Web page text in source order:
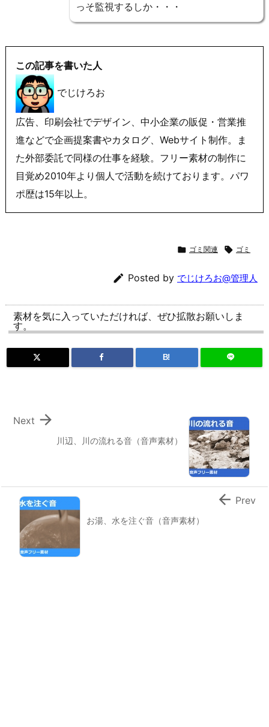
っそ監視するしか・・・
この記事を書いた人
でじけろお
広告、印刷会社でデザイン、中小企業の販促・営業推
進などで企画提案書やカタログ、Webサイト制作。ま
た外部委託で同様の仕事を経験。フリー素材の制作に
目覚め2010年より個人で活動を続けております。パワ
ポ歴は15年以上。
 ゴミ関連  ゴミ
 Posted by でじけろお@管理人
素材を気に入っていただければ、ぜひ拡散お願いしま
す。
B!
川辺、川の流れる音（音声素材）

Next
お湯、水を注ぐ音（音声素材）
 Prev